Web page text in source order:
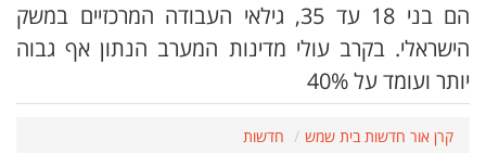
הם בני 18 עד 35, גילאי העבודה המרכזיים במשק
הישראלי. בקרב עולי מדינות המערב הנתון אף גבוה
יותר ועומד על 40%
קרן אור חדשות בית שמש חדשות